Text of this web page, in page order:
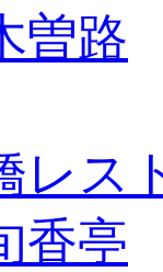
曽路
レス
香亭